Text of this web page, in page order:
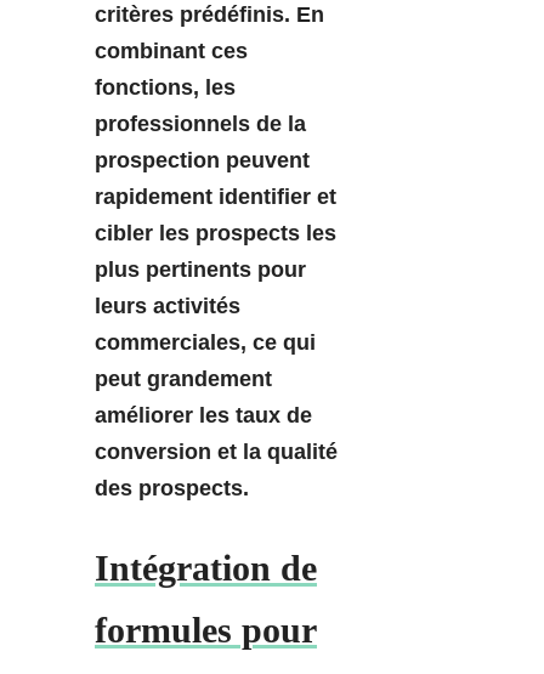
critères prédéfinis. En
combinant ces
fonctions, les
professionnels de la
prospection peuvent
rapidement identifier et
cibler les prospects les
plus pertinents pour
leurs activités
commerciales, ce qui
peut grandement
améliorer les taux de
conversion et la qualité
des prospects.
Intégration de
formules pour